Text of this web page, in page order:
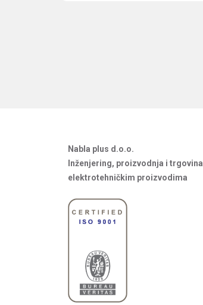
Nabla plus d.o.o.
Inženjering, proizvodnja i trgovina
elektrotehničkim proizvodima